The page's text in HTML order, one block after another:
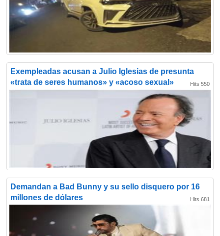
Exempleadas acusan a Julio Iglesias de presunta
«trata de seres humanos» y «acoso sexual»
Hits 550
Demandan a Bad Bunny y su sello disquero por 16
millones de dólares
Hits 681